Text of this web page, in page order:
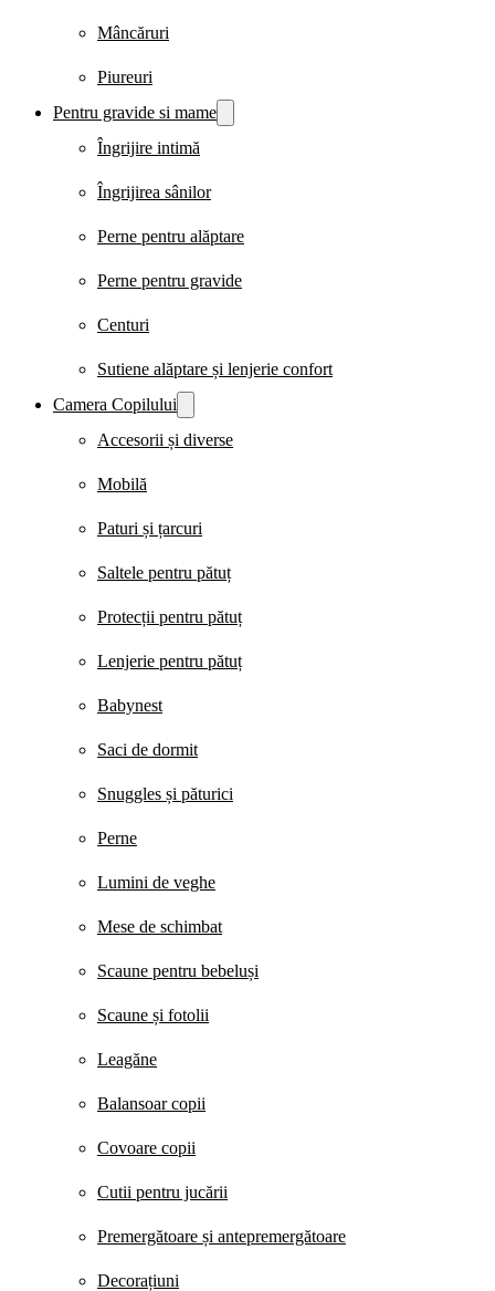
Mâncăruri
Piureuri
Pentru gravide si mame
Îngrijire intimă
Îngrijirea sânilor
Perne pentru alăptare
Perne pentru gravide
Centuri
Sutiene alăptare și lenjerie confort
Camera Copilului
Accesorii și diverse
Mobilă
Paturi și țarcuri
Saltele pentru pătuț
Protecții pentru pătuț
Lenjerie pentru pătuț
Babynest
Saci de dormit
Snuggles și păturici
Perne
Lumini de veghe
Mese de schimbat
Scaune pentru bebeluși
Scaune și fotolii
Leagăne
Balansoar copii
Covoare copii
Cutii pentru jucării
Premergătoare și antepremergătoare
Decorațiuni